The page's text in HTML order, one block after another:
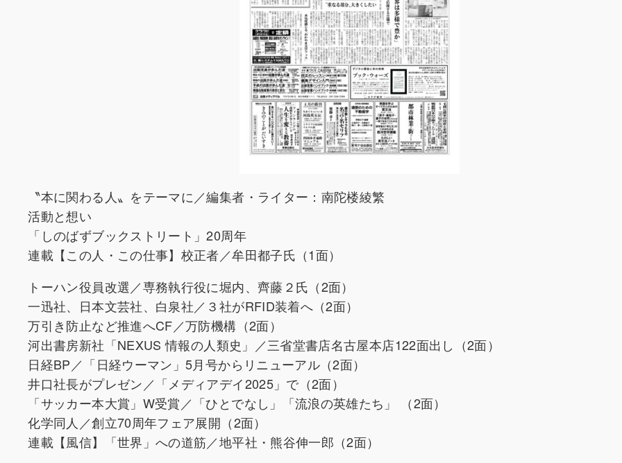
〝本に関わる人〟をテーマに／編集者・ライター：南陀楼綾繁
活動と想い
「しのばずブックストリート」20周年
連載【この人・この仕事】校正者／牟田都子氏（1面）
トーハン役員改選／専務執行役に堀内、齊藤２氏（2面）
一迅社、日本文芸社、白泉社／３社がRFID装着へ（2面）
万引き防止など推進へCF／万防機構（2面）
河出書房新社「NEXUS 情報の人類史」／三省堂書店名古屋本店122面出し（2面）
日経BP／「日経ウーマン」5月号からリニューアル（2面）
井口社長がプレゼン／「メディアデイ2025」で（2面）
「サッカー本大賞」W受賞／「ひとでなし」「流浪の英雄たち」 （2面）
化学同人／創立70周年フェア展開（2面）
連載【風信】「世界」への道筋／地平社・熊谷伸一郎（2面）